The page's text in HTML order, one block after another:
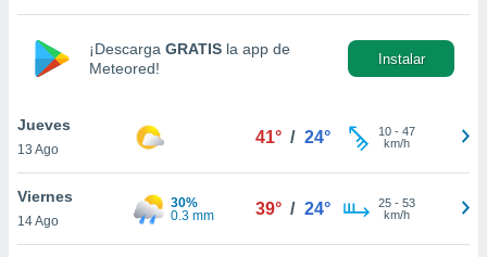
aceptar
de
sitio
En
¡Descarga GRATIS la app de
Meteored!
Instalar
Jueves
13 Ago
41° / 24° 10- 47
km/h
Viernes
14 Ago
30%
0.3 mm
39° / 24° 25- 53
km/h